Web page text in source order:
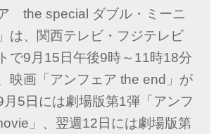
ア the special ダブル・ミーニ
、関西テレビ・フジテレビ
で9月15日午後9時～11時18分
映画「アンフェア the end」が
5日には劇場版第1弾「アンフ
」、翌週12日には劇場版第